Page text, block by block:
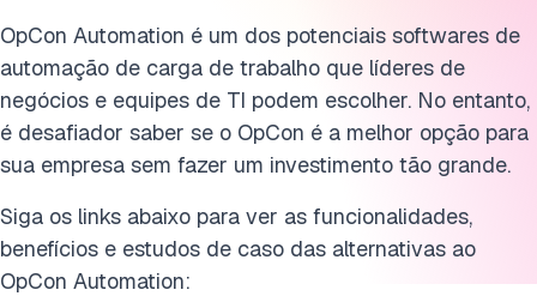
OpCon Automation é um dos potenciais softwares de
automação de carga de trabalho que líderes de
negócios e equipes de TI podem escolher. No entanto,
é desafiador saber se o OpCon é a melhor opção para
sua empresa sem fazer um investimento tão grande.
Siga os links abaixo para ver as funcionalidades,
benefícios e estudos de caso das alternativas ao
OpCon Automation: